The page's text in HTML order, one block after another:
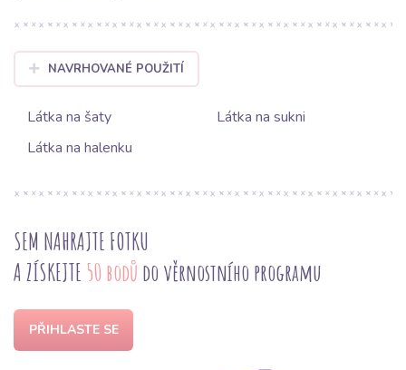
NAVRHOVANÉ POUŽITÍ
Látka na šaty
Látka na sukni
Látka na halenku
SEM NAHRAJTE FOTKU
A ZÍSKEJTE 50 bodů do věrnostního programu
PŘIHLASTE SE